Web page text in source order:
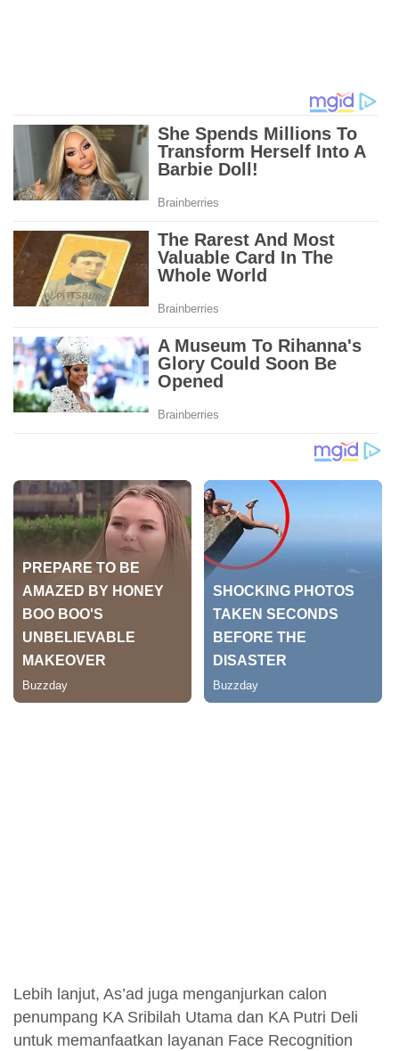
Lebih lanjut, As’ad juga menganjurkan calon
penumpang KA Sribilah Utama dan KA Putri Deli
untuk memanfaatkan layanan Face Recognition